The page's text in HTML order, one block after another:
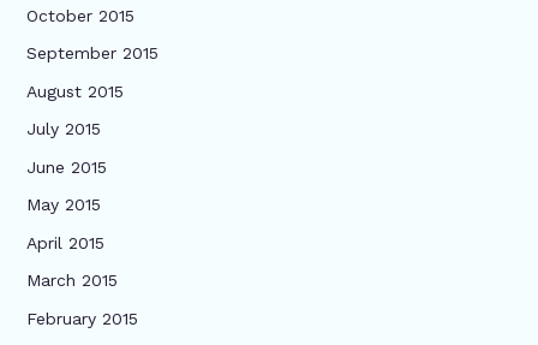
October 2015
September 2015
August 2015
July 2015
June 2015
May 2015
April 2015
March 2015
February 2015